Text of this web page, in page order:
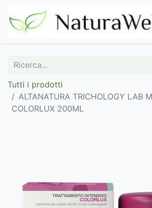
Tutti i prodotti
ALTANATURA TRICHOLOGY LAB
COLORLUX 200ML